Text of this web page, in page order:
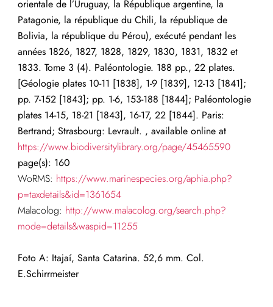
orientale de l’Uruguay, la République argentine, la
Patagonie, la république du Chili, la république de
Bolivia, la république du Pérou), exécuté pendant les
années 1826, 1827, 1828, 1829, 1830, 1831, 1832 et
1833. Tome 3 (4). Paléontologie. 188 pp., 22 plates.
[Géologie plates 10-11 [1838], 1-9 [1839], 12-13 [1841];
pp. 7-152 [1843]; pp. 1-6, 153-188 [1844]; Paléontologie
plates 14-15, 18-21 [1843], 16-17, 22 [1844]. Paris:
Bertrand; Strasbourg: Levrault. , available online at
https://www.biodiversitylibrary.org/page/45465590
page(s): 160
WoRMS: https://www.marinespecies.org/aphia.php?
p=taxdetails&id=1361654
Malacolog: http://www.malacolog.org/search.php?
mode=details&waspid=11255
Foto A: Itajaí, Santa Catarina. 52,6 mm. Col.
E.Schirrmeister